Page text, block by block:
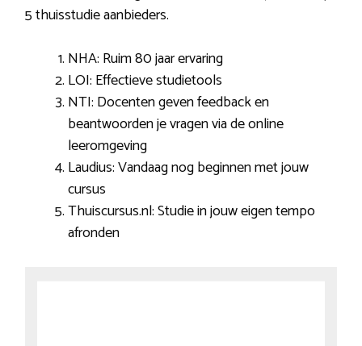
5 thuisstudie aanbieders.
NHA: Ruim 80 jaar ervaring
LOI: Effectieve studietools
NTI: Docenten geven feedback en
beantwoorden je vragen via de online
leeromgeving
Laudius: Vandaag nog beginnen met jouw
cursus
Thuiscursus.nl: Studie in jouw eigen tempo
afronden